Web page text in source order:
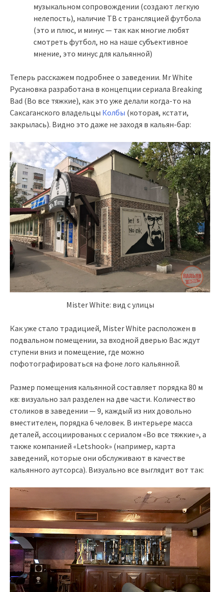
музыкальном сопровождении (создают легкую
нелепость), наличие ТВ с трансляцией футбола
(это и плюс, и минус — так как многие любят
смотреть футбол, но на наше субъективное
мнение, это минус для кальянной)
Теперь расскажем подробнее о заведении. Mr White
Русановка разработана в концепции сериала Breaking
Bad (Во все тяжкие), как это уже делали когда-то на
Саксаганского владельцы Колбы (которая, кстати,
закрылась). Видно это даже не заходя в кальян-бар:
Mister White: вид с улицы
Как уже стало традицией, Mister White расположен в
подвальном помещении, за входной дверью Вас ждут
ступени вниз и помещение, где можно
пофотографироваться на фоне лого кальянной.
Размер помещения кальянной составляет порядка 80 м
кв: визуально зал разделен на две части. Количество
столиков в заведении — 9, каждый из них довольно
вместителен, порядка 6 человек. В интерьере масса
деталей, ассоциированых с сериалом «Во все тяжкие», а
также компанией «Letshook» (например, карта
заведений, которые они обслуживают в качестве
кальянного аутсорса). Визуально все выглядит вот так: